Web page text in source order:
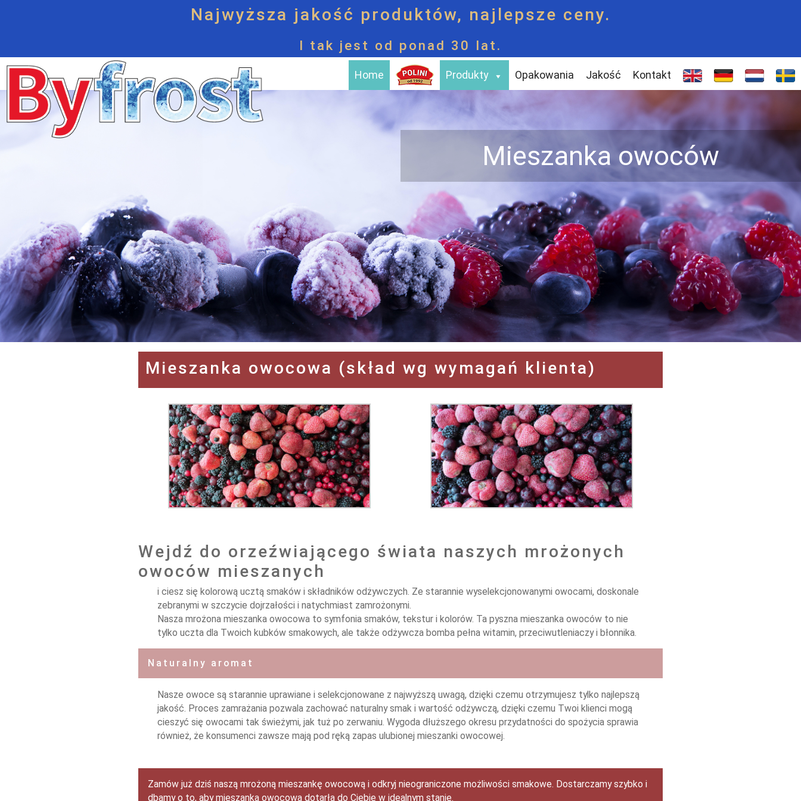
Najwyższa jakość produktów, najlepsze ceny.
I tak jest od ponad 30 lat.
Home Produkty Opakowania Jakość Kontakt
Mieszanka owoców
Mieszanka owocowa (skład wg wymagań klienta)
Wejdź do orzeźwiającego świata naszych mrożonych
owoców mieszanych
i ciesz się kolorową ucztą smaków i składników odżywczych. Ze starannie wyselekcjonowanymi owocami, doskonale
zebranymi w szczycie dojrzałości i natychmiast zamrożonymi.
Nasza mrożona mieszanka owocowa to symfonia smaków, tekstur i kolorów. Ta pyszna mieszanka owoców to nie
tylko uczta dla Twoich kubków smakowych, ale także odżywcza bomba pełna witamin, przeciwutleniaczy i błonnika.
Naturalny aromat
Nasze owoce są starannie uprawiane i selekcjonowane z najwyższą uwagą, dzięki czemu otrzymujesz tylko najlepszą
jakość. Proces zamrażania pozwala zachować naturalny smak i wartość odżywczą, dzięki czemu Twoi klienci mogą
cieszyć się owocami tak świeżymi, jak tuż po zerwaniu. Wygoda dłuższego okresu przydatności do spożycia sprawia
również, że konsumenci zawsze mają pod ręką zapas ulubionej mieszanki owocowej.
Zamów już dziś naszą mrożoną mieszankę owocową i odkryj nieograniczone możliwości smakowe. Dostarczamy szybko i
dbamy o to, aby mieszanka owocowa dotarła do Ciebie w idealnym stanie.